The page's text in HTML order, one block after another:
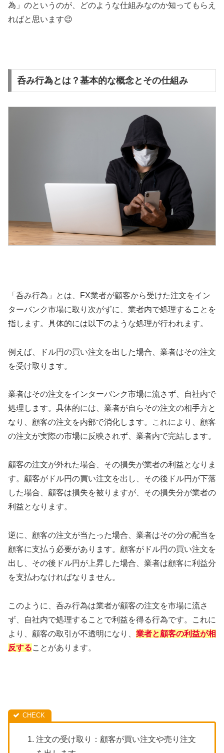
為」のというのが、どのような仕組みなのか知ってもらえ
ればと思います😉
呑み行為とは？基本的な概念とその仕組み
「呑み行為」とは、FX業者が顧客から受けた注文をイン
ターバンク市場に取り次がずに、業者内で処理することを
指します。具体的には以下のような処理が行われます。
例えば、ドル円の買い注文を出した場合、業者はその注文
を受け取ります。
業者はその注文をインターバンク市場に流さず、自社内で
処理します。具体的には、業者が自らその注文の相手方と
なり、顧客の注文を内部で消化します。これにより、顧客
の注文が実際の市場に反映されず、業者内で完結します。
顧客の注文が外れた場合、その損失が業者の利益となりま
す。顧客がドル円の買い注文を出し、その後ドル円が下落
した場合、顧客は損失を被りますが、その損失分が業者の
利益となります。
逆に、顧客の注文が当たった場合、業者はその分の配当を
顧客に支払う必要があります。顧客がドル円の買い注文を
出し、その後ドル円が上昇した場合、業者は顧客に利益分
を支払わなければなりません。
このように、呑み行為は業者が顧客の注文を市場に流さ
ず、自社内で処理することで利益を得る行為です。これに
より、顧客の取引が不透明になり、 業者と顧客の利益が相
反することがあります。
注文の受け取り：顧客が買い注文や売り注文